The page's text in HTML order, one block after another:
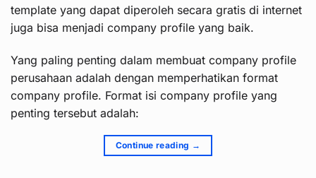
template yang dapat diperoleh secara gratis di internet
juga bisa menjadi company profile yang baik.
Yang paling penting dalam membuat company profile
perusahaan adalah dengan memperhatikan format
company profile. Format isi company profile yang
penting tersebut adalah:
Continue reading →